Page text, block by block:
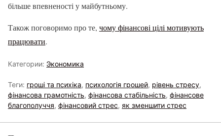
більше впевненості у майбутньому.
Також поговоримо про те, чому фінансові цілі мотивують
працювати.
Категории: Экономика
Теги: гроші та психіка, психологія грошей, рівень стресу,
фінансова грамотність, фінансова стабільність, фінансове
благополуччя, фінансовий стрес, як зменшити стрес